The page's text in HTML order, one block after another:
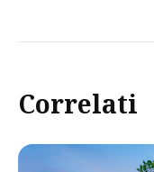
Correlati